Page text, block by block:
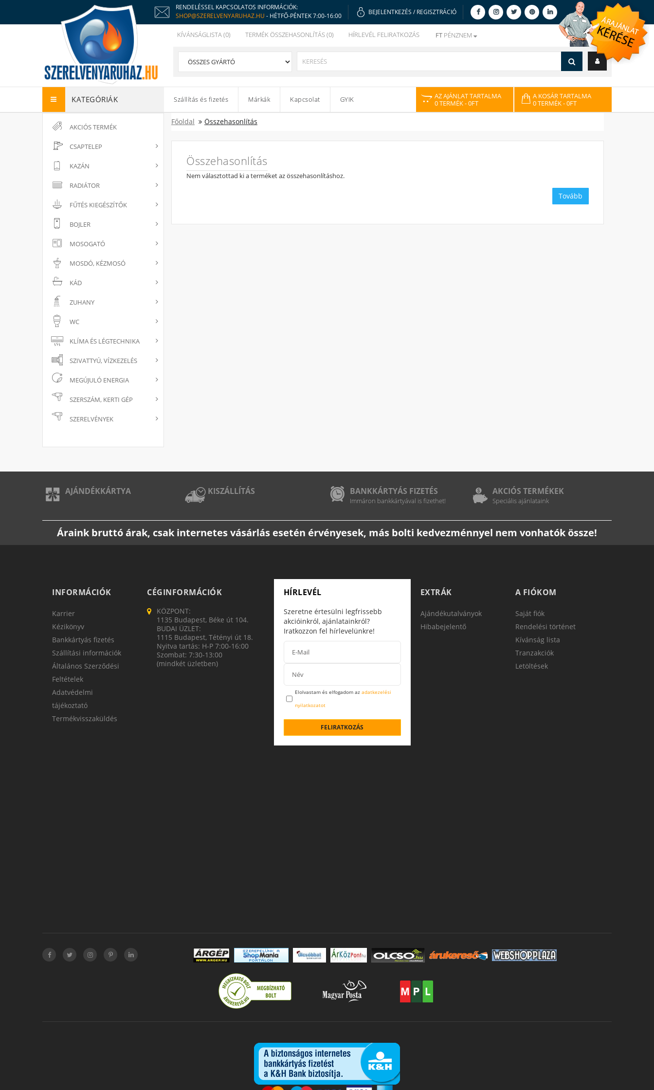
RENDELÉSSEL KAPCSOLATOS INFORMÁCIÓK:
SHOP@SZERELVENYARUHAZ.HU - HÉTFŐ-PÉNTEK 7:00-16:00
BEJELENTKEZÉS / REGISZTRÁCIÓ
KÍVÁNSÁGLISTA (0) TERMÉK ÖSSZEHASONLÍTÁS (0) HÍRLEVÉL FELIRATKOZÁS FT PÉNZNEM
KATEGÓRIÁK Szállítás és fizetés Márkák Kapcsolat GYIK
AZ AJÁNLAT TARTALMA
0 TERMÉK- 0FT
A KOSÁR TARTALMA
0 TERMÉK- 0FT
AKCIÓS TERMÉK
CSAPTELEP
KAZÁN
RADIÁTOR
FŰTÉS KIEGÉSZÍTŐK
BOJLER
MOSOGATÓ
MOSDÓ, KÉZMOSÓ
KÁD
ZUHANY
WC
KLÍMA ÉS LÉGTECHNIKA
SZIVATTYÚ, VÍZKEZELÉS
MEGÚJULÓ ENERGIA
SZERSZÁM, KERTI GÉP
SZERELVÉNYEK
Főoldal Összehasonlítás
Összehasonlítás
Nem választottad ki a terméket az összehasonlításhoz.
Tovább
AJÁNDÉKKÁRTYA KISZÁLLÍTÁS BANKKÁRTYÁS FIZETÉS
Immáron bankkártyával is fizethet!
AKCIÓS TERMÉKEK
Speciális ajánlataink
Áraink bruttó árak, csak internetes vásárlás esetén érvényesek, más bolti kedvezménnyel nem vonhatók össze!
INFORMÁCIÓK
Karrier
Kézikönyv
Bankkártyás fizetés
Szállítási információk
Általános Szerződési
Feltételek
Adatvédelmi
tájékoztató
Termékvisszaküldés
CÉGINFORMÁCIÓK
KÖZPONT:
1135 Budapest, Béke út 104.
BUDAI ÜZLET:
1115 Budapest, Tétényi út 18.
Nyitva tartás: H-P 7:00-16:00
Szombat: 7:30-13:00
(mindkét üzletben)
HÍRLEVÉL
Szeretne értesülni legfrissebb
akcióinkról, ajánlatainkról?
Iratkozzon fel hírlevelünkre!
Elolvastam és elfogadom az adatkezelési
nyilatkozatot
FELIRATKOZÁS
EXTRÁK
Ajándékutalványok
Hibabejelentő
A FIÓKOM
Saját fiók
Rendelési történet
Kívánság lista
Tranzakciók
Letöltések